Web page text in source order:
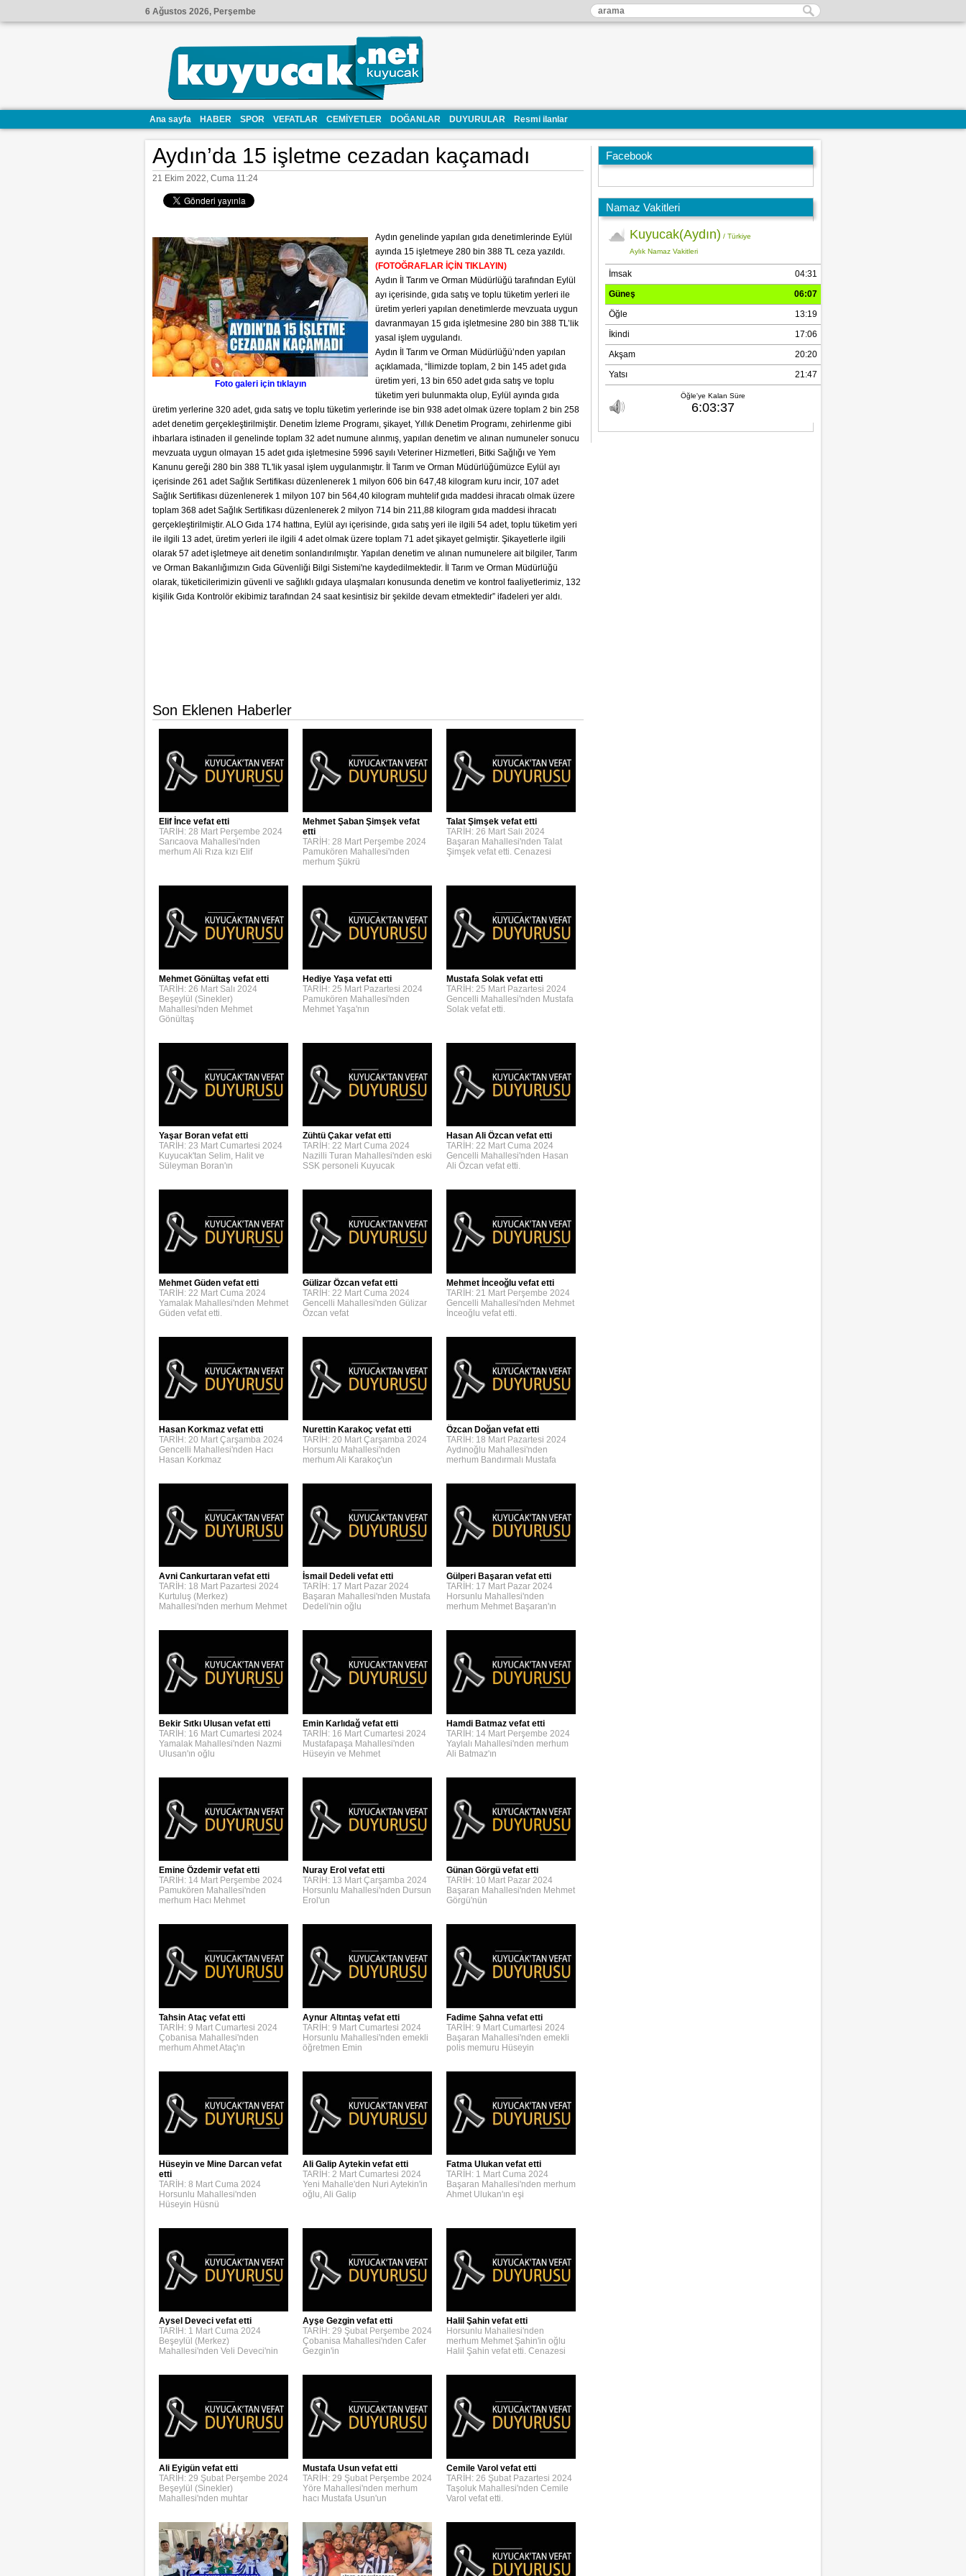
6 Ağustos 2026, Perşembe
Ana sayfa HABER SPOR VEFATLAR CEMİYETLER DOĞANLAR DUYURULAR Resmi ilanlar
Facebook
Namaz Vakitleri
Aydın’da 15 işletme cezadan kaçamadı
21 Ekim 2022, Cuma 11:24
Foto galeri için tıklayın
Aydın genelinde yapılan gıda denetimlerinde Eylül
ayında 15 işletmeye 280 bin 388 TL ceza yazıldı.
(FOTOĞRAFLAR İÇİN TIKLAYIN)
Aydın İl Tarım ve Orman Müdürlüğü tarafından Eylül
ayı içerisinde, gıda satış ve toplu tüketim yerleri ile
üretim yerleri yapılan denetimlerde mevzuata uygun
davranmayan 15 gıda işletmesine 280 bin 388 TL’lik
yasal işlem uygulandı.
Aydın İl Tarım ve Orman Müdürlüğü’nden yapılan
açıklamada, “İlimizde toplam, 2 bin 145 adet gıda
üretim yeri, 13 bin 650 adet gıda satış ve toplu
tüketim yeri bulunmakta olup, Eylül ayında gıda
üretim yerlerine 320 adet, gıda satış ve toplu tüketim yerlerinde ise bin 938 adet olmak üzere toplam 2 bin 258
adet denetim gerçekleştirilmiştir. Denetim İzleme Programı, şikayet, Yıllık Denetim Programı, zehirlenme gibi
ihbarlara istinaden il genelinde toplam 32 adet numune alınmış, yapılan denetim ve alınan numuneler sonucu
mevzuata uygun olmayan 15 adet gıda işletmesine 5996 sayılı Veteriner Hizmetleri, Bitki Sağlığı ve Yem
Kanunu gereği 280 bin 388 TL'lik yasal işlem uygulanmıştır. İl Tarım ve Orman Müdürlüğümüzce Eylül ayı
içerisinde 261 adet Sağlık Sertifikası düzenlenerek 1 milyon 606 bin 647,48 kilogram kuru incir, 107 adet
Sağlık Sertifikası düzenlenerek 1 milyon 107 bin 564,40 kilogram muhtelif gıda maddesi ihracatı olmak üzere
toplam 368 adet Sağlık Sertifikası düzenlenerek 2 milyon 714 bin 211,88 kilogram gıda maddesi ihracatı
gerçekleştirilmiştir. ALO Gıda 174 hattına, Eylül ayı içerisinde, gıda satış yeri ile ilgili 54 adet, toplu tüketim yeri
ile ilgili 13 adet, üretim yerleri ile ilgili 4 adet olmak üzere toplam 71 adet şikayet gelmiştir. Şikayetlerle ilgili
olarak 57 adet işletmeye ait denetim sonlandırılmıştır. Yapılan denetim ve alınan numunelere ait bilgiler, Tarım
ve Orman Bakanlığımızın Gıda Güvenliği Bilgi Sistemi'ne kaydedilmektedir. İl Tarım ve Orman Müdürlüğü
olarak, tüketicilerimizin güvenli ve sağlıklı gıdaya ulaşmaları konusunda denetim ve kontrol faaliyetlerimiz, 132
kişilik Gıda Kontrolör ekibimiz tarafından 24 saat kesintisiz bir şekilde devam etmektedir” ifadeleri yer aldı.
Son Eklenen Haberler
Elif İnce vefat etti
TARİH: 28 Mart Perşembe 2024
Sarıcaova Mahallesi'nden
merhum Ali Rıza kızı Elif
Mehmet Şaban Şimşek vefat
etti
TARİH: 28 Mart Perşembe 2024
Pamukören Mahallesi'nden
merhum Şükrü
Talat Şimşek vefat etti
TARİH: 26 Mart Salı 2024
Başaran Mahallesi'nden Talat
Şimşek vefat etti. Cenazesi
Mehmet Gönültaş vefat etti
TARİH: 26 Mart Salı 2024
Beşeylül (Sinekler)
Mahallesi'nden Mehmet
Gönültaş
Hediye Yaşa vefat etti
TARİH: 25 Mart Pazartesi 2024
Pamukören Mahallesi'nden
Mehmet Yaşa'nın
Mustafa Solak vefat etti
TARİH: 25 Mart Pazartesi 2024
Gencelli Mahallesi'nden Mustafa
Solak vefat etti.
Yaşar Boran vefat etti
TARİH: 23 Mart Cumartesi 2024
Kuyucak'tan Selim, Halit ve
Süleyman Boran'ın
Zühtü Çakar vefat etti
TARİH: 22 Mart Cuma 2024
Nazilli Turan Mahallesi'nden eski
SSK personeli Kuyucak
Hasan Ali Özcan vefat etti
TARİH: 22 Mart Cuma 2024
Gencelli Mahallesi'nden Hasan
Ali Özcan vefat etti.
Mehmet Güden vefat etti
TARİH: 22 Mart Cuma 2024
Yamalak Mahallesi'nden Mehmet
Güden vefat etti.
Gülizar Özcan vefat etti
TARİH: 22 Mart Cuma 2024
Gencelli Mahallesi'nden Gülizar
Özcan vefat
Mehmet İnceoğlu vefat etti
TARİH: 21 Mart Perşembe 2024
Gencelli Mahallesi'nden Mehmet
İnceoğlu vefat etti.
Hasan Korkmaz vefat etti
TARİH: 20 Mart Çarşamba 2024
Gencelli Mahallesi'nden Hacı
Hasan Korkmaz
Nurettin Karakoç vefat etti
TARİH: 20 Mart Çarşamba 2024
Horsunlu Mahallesi'nden
merhum Ali Karakoç'un
Özcan Doğan vefat etti
TARİH: 18 Mart Pazartesi 2024
Aydınoğlu Mahallesi'nden
merhum Bandırmalı Mustafa
Avni Cankurtaran vefat etti
TARİH: 18 Mart Pazartesi 2024
Kurtuluş (Merkez)
Mahallesi'nden merhum Mehmet
İsmail Dedeli vefat etti
TARİH: 17 Mart Pazar 2024
Başaran Mahallesi'nden Mustafa
Dedeli'nin oğlu
Gülperi Başaran vefat etti
TARİH: 17 Mart Pazar 2024
Horsunlu Mahallesi'nden
merhum Mehmet Başaran'ın
Bekir Sıtkı Ulusan vefat etti
TARİH: 16 Mart Cumartesi 2024
Yamalak Mahallesi'nden Nazmi
Ulusan'ın oğlu
Emin Karlıdağ vefat etti
TARİH: 16 Mart Cumartesi 2024
Mustafapaşa Mahallesi'nden
Hüseyin ve Mehmet
Hamdi Batmaz vefat etti
TARİH: 14 Mart Perşembe 2024
Yaylalı Mahallesi'nden merhum
Ali Batmaz'ın
Emine Özdemir vefat etti
TARİH: 14 Mart Perşembe 2024
Pamukören Mahallesi'nden
merhum Hacı Mehmet
Nuray Erol vefat etti
TARİH: 13 Mart Çarşamba 2024
Horsunlu Mahallesi'nden Dursun
Erol'un
Günan Görgü vefat etti
TARİH: 10 Mart Pazar 2024
Başaran Mahallesi'nden Mehmet
Görgü'nün
Tahsin Ataç vefat etti
TARİH: 9 Mart Cumartesi 2024
Çobanisa Mahallesi'nden
merhum Ahmet Ataç'ın
Aynur Altıntaş vefat etti
TARİH: 9 Mart Cumartesi 2024
Horsunlu Mahallesi'nden emekli
öğretmen Emin
Fadime Şahna vefat etti
TARİH: 9 Mart Cumartesi 2024
Başaran Mahallesi'nden emekli
polis memuru Hüseyin
Hüseyin ve Mine Darcan vefat
etti
TARİH: 8 Mart Cuma 2024
Horsunlu Mahallesi'nden
Hüseyin Hüsnü
Ali Galip Aytekin vefat etti
TARİH: 2 Mart Cumartesi 2024
Yeni Mahalle'den Nuri Aytekin'in
oğlu, Ali Galip
Fatma Ulukan vefat etti
TARİH: 1 Mart Cuma 2024
Başaran Mahallesi'nden merhum
Ahmet Ulukan'ın eşi
Aysel Deveci vefat etti
TARİH: 1 Mart Cuma 2024
Beşeylül (Merkez)
Mahallesi'nden Veli Deveci'nin
Ayşe Gezgin vefat etti
TARİH: 29 Şubat Perşembe 2024
Çobanisa Mahallesi'nden Cafer
Gezgin'in
Halil Şahin vefat etti
Horsunlu Mahallesi'nden
merhum Mehmet Şahin'in oğlu
Halil Şahin vefat etti. Cenazesi
Ali Eyigün vefat etti
TARİH: 29 Şubat Perşembe 2024
Beşeylül (Sinekler)
Mahallesi'nden muhtar
Mustafa Usun vefat etti
TARİH: 29 Şubat Perşembe 2024
Yöre Mahallesi'nden merhum
hacı Mustafa Usun'un
Cemile Varol vefat etti
TARİH: 26 Şubat Pazartesi 2024
Taşoluk Mahallesi'nden Cemile
Varol vefat etti.